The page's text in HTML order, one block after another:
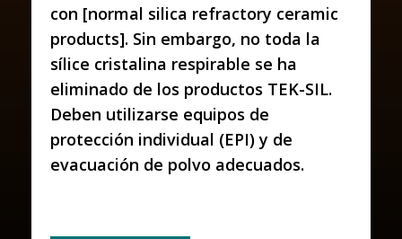
con [normal silica refractory ceramic
products]. Sin embargo, no toda la
sílice cristalina respirable se ha
eliminado de los productos TEK-SIL.
Deben utilizarse equipos de
protección individual (EPI) y de
evacuación de polvo adecuados.